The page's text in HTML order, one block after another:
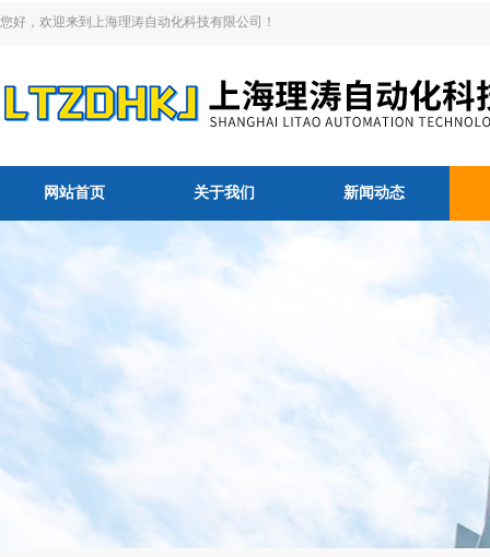
您好，欢迎来到上海理涛自动化科技有限公司！
网站首页 关于我们 新闻动态